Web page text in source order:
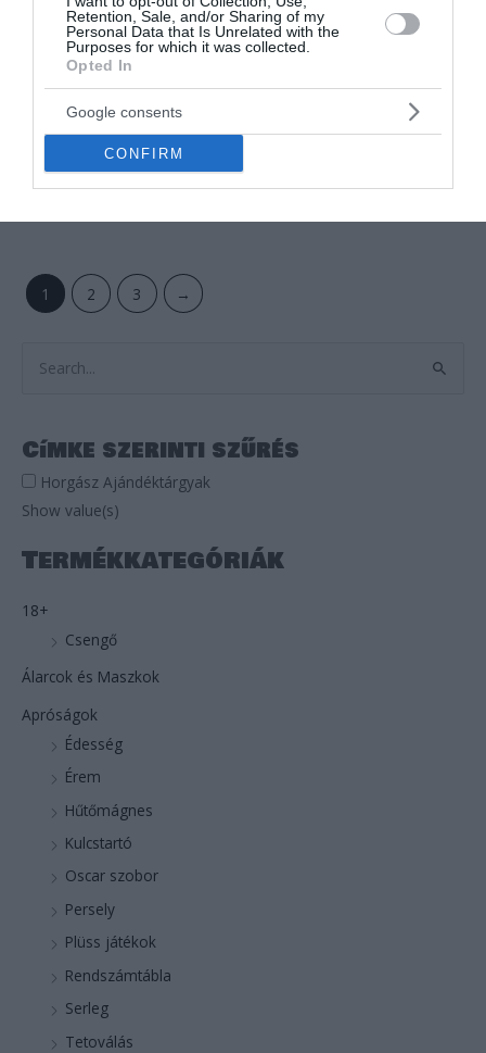
Retention, Sale, and/or Sharing of my
Personal Data that Is Unrelated with the
Purposes for which it was collected.
Opted In
Google consents
CONFIRM
r
c
h
f
r
Címke szerinti szűrés
Horgász Ajándéktárgyak
Show value(s)
Termékkategóriák
18+
Csengő
Álarcok és Maszkok
Apróságok
Édesség
Érem
Hűtőmágnes
Kulcstartó
Oscar szobor
Persely
Plüss játékok
Rendszámtábla
Serleg
Tetoválás
OUT OF STOCK
A LEGJOBB SZAKÁCS
SERLEG
5
3.500Ft
OUT OF STOCK
5
3.500Ft
1 2 3 →